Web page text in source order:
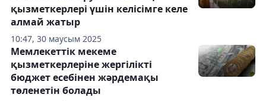
10:47, 30 маусым 2025
қызметкерлері үшін келісімге келе
алмай жатыр
Мемлекеттік мекеме
қызметкерлеріне жергілікті
бюджет есебінен жәрдемақы
төленетін болады